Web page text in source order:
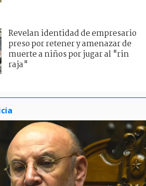
Revelan identidad de empresario
preso por retener y amenazar de
muerte a niños por jugar al "rin
raja"